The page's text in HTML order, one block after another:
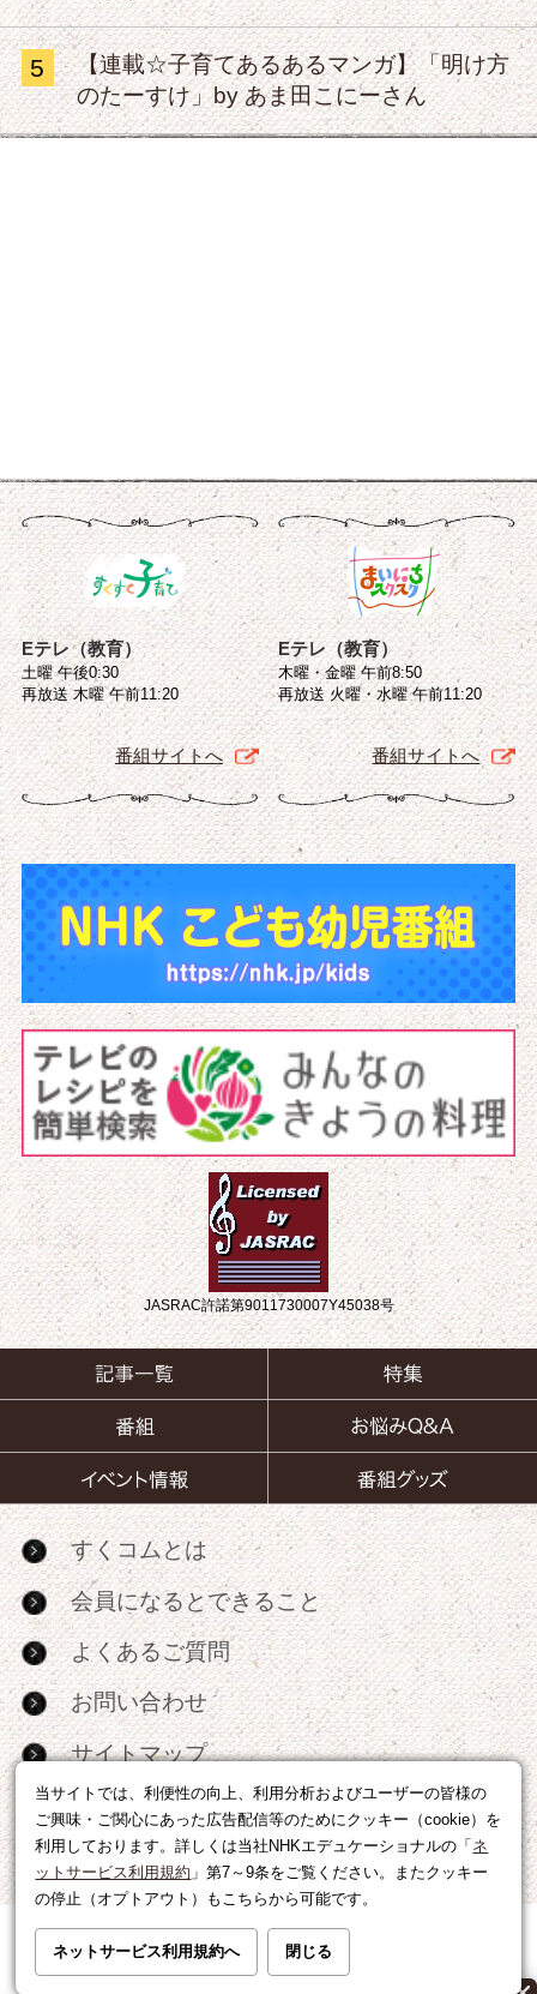
当サイトでは、利便性の向上、利用分析およびユーザーの皆様の
ご興味・ご関心にあった広告配信等のためにクッキー（cookie）を
利用しております。詳しくは当社NHKエデュケーショナルの「 ネ
ットサービス利用規約 」第7～9条をご覧ください。またクッキー
の停止（オプトアウト）もこちらから可能です。
ネットサービス利用規約へ 閉じる
5
【連載☆子育てあるあるマンガ】「明け方
のたーすけ」by あま田こにーさん
Eテレ（教育）
土曜 午後0:30
再放送 木曜 午前11:20
番組サイトへ
Eテレ（教育）
木曜・金曜 午前8:50
再放送 火曜・水曜 午前11:20
番組サイトへ
JASRAC許諾第9011730007Y45038号
すくコムとは
会員になるとできること
よくあるご質問
お問い合わせ
サイトマップ
RSS
広告出稿・パートナーシップについて
利用規約|個人情報の取り扱いについて
運営会社|広告に関するお問い合わせ